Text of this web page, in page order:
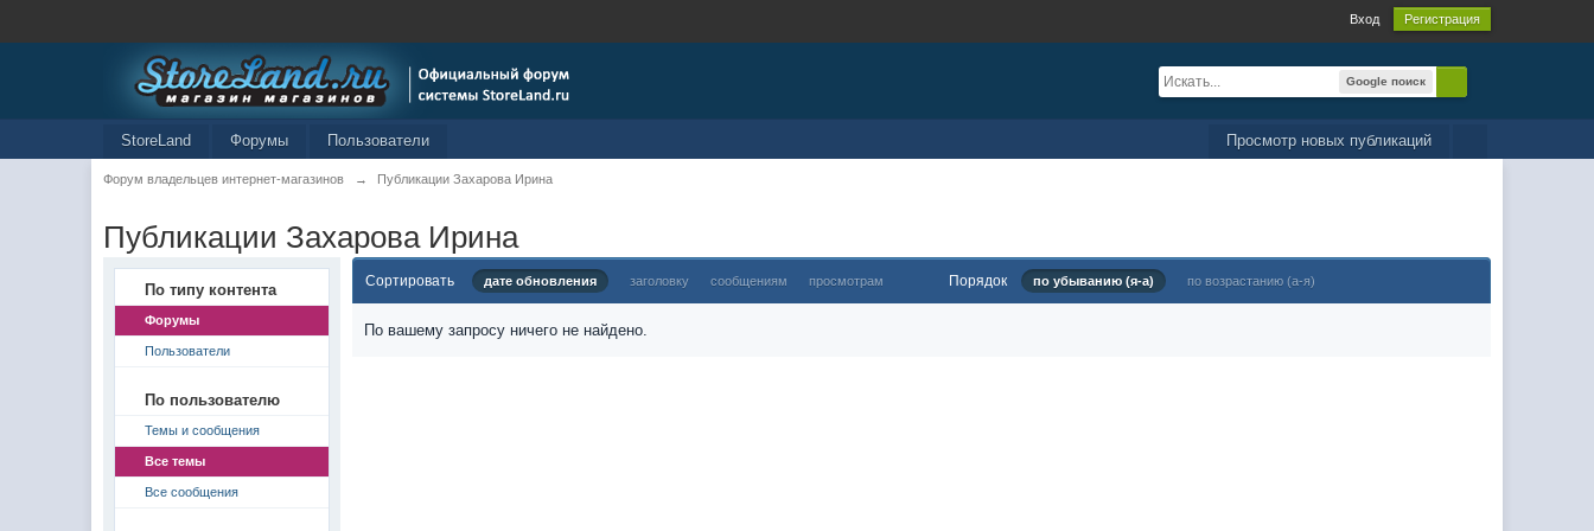
Вход Регистрация
Google поиск
Просмотр новых публикаций
StoreLand Форумы Пользователи
Форум владельцев интернет-магазинов → Публикации Захарова Ирина
Публикации Захарова Ирина
По типу контента
Форумы
Пользователи
По пользователю
Темы и сообщения
Все темы
Все сообщения
Сортировать дате обновления заголовку сообщениям просмотрам Порядок по убыванию (я-а) по возрастанию (а-я)
По вашему запросу ничего не найдено.